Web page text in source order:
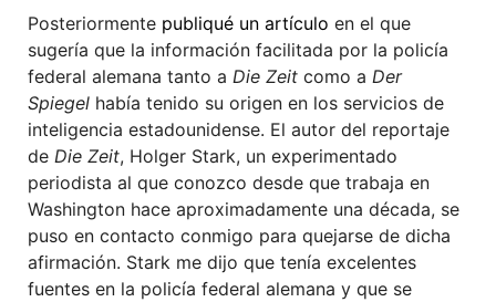
Posteriormente publiqué un artículo en el que
sugería que la información facilitada por la policía
federal alemana tanto a Die Zeit como a Der
Spiegel había tenido su origen en los servicios de
inteligencia estadounidense. El autor del reportaje
de Die Zeit, Holger Stark, un experimentado
periodista al que conozco desde que trabaja en
Washington hace aproximadamente una década, se
puso en contacto conmigo para quejarse de dicha
afirmación. Stark me dijo que tenía excelentes
fuentes en la policía federal alemana y que se